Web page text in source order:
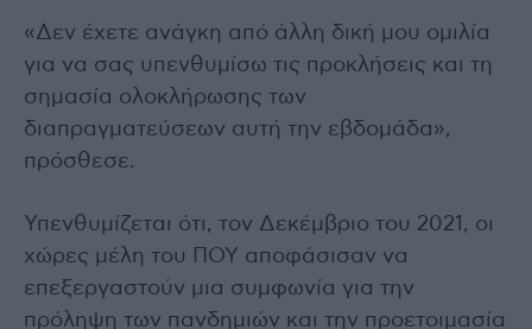
«Δεν έχετε ανάγκη από άλλη δική μου ομιλία
για να σας υπενθυμίσω τις προκλήσεις και τη
σημασία ολοκλήρωσης των
διαπραγματεύσεων αυτή την εβδομάδα»,
πρόσθεσε.
Υπενθυμίζεται ότι, τον Δεκέμβριο του 2021, οι
χώρες μέλη του ΠΟΥ αποφάσισαν να
επεξεργαστούν μια συμφωνία για την
πρόληψη των πανδημιών και την προετοιμασία